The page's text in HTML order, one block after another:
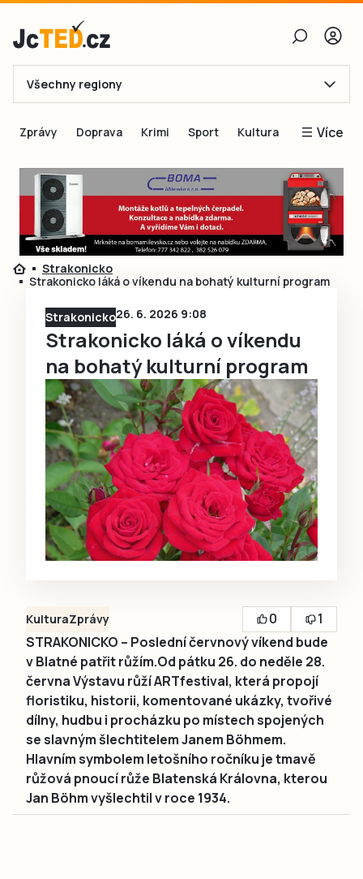
E-mail
Obnovit heslo
Přihlásit se
Přihlásit se přes Facebook
Ještě nemám účet, chci se
Všechny regiony
Zprávy Doprava Krimi Sport Kultura Více
Blogy
Inspirace
Čtenáři píší
Speciální přílohy
Strakonicko
Strakonicko láká o víkendu na bohatý kulturní program
Strakonicko26. 6. 2026 9:08
Strakonicko láká o víkendu
na bohatý kulturní program
KulturaZprávy 0
1
STRAKONICKO – Poslední červnový víkend bude
v Blatné patřit růžím.Od pátku 26. do neděle 28.
června Výstavu růží ARTfestival, která propojí
floristiku, historii, komentované ukázky, tvořivé
dílny, hudbu i procházku po místech spojených
se slavným šlechtitelem Janem Böhmem.
Hlavním symbolem letošního ročníku je tmavě
růžová pnoucí růže Blatenská Královna, kterou
Jan Böhm vyšlechtil v roce 1934.